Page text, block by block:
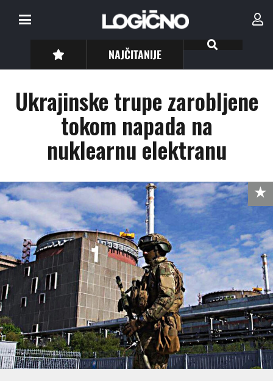
NAJČITANIJE
Ukrajinske trupe zarobljene
tokom napada na
nuklearnu elektranu